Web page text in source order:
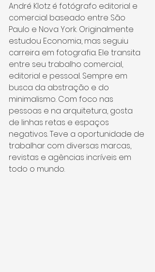
André Klotz é fotógrafo editorial e
comercial baseado entre São
Paulo e Nova York. Originalmente
estudou Economia, mas seguiu
carreira em fotografia. Ele transita
entre seu trabalho comercial,
editorial e pessoal. Sempre em
busca da abstração e do
minimalismo. Com foco nas
pessoas e na arquitetura, gosta
de linhas retas e espaços
negativos. Teve a oportunidade de
trabalhar com diversas marcas,
revistas e agências incríveis em
todo o mundo.